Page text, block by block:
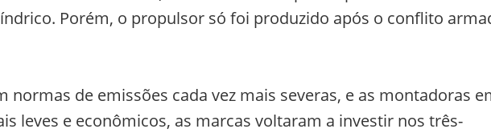
Porém, o propulsor só foi produzido após o conflito
normas de emissões cada vez mais severas, e as montadoras
leves e econômicos, as marcas voltaram a investir nos três-